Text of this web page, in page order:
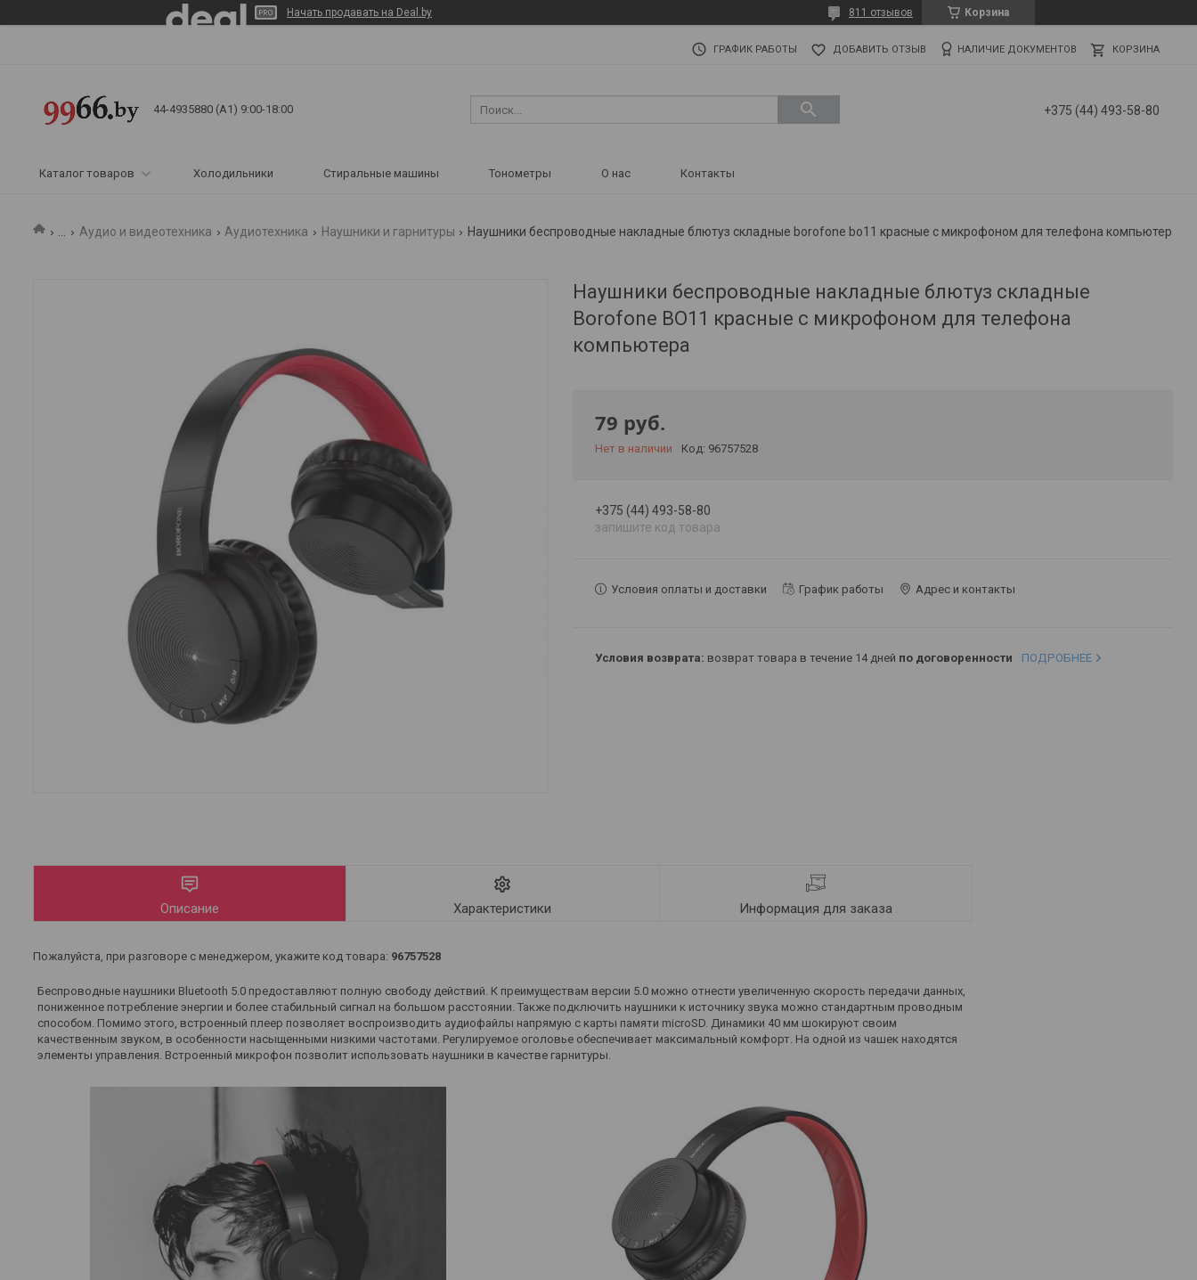
Начать продавать на Deal.by Корзина
811 отзывов
ГРАФИК РАБОТЫ ДОБАВИТЬ ОТЗЫВ НАЛИЧИЕ ДОКУМЕНТОВ КОРЗИНА
44-4935880 (A1) 9:00-18:00 +375 (44) 493-58-80
Каталог товаров Холодильники Стиральные машины Тонометры О нас Контакты
Аудио и видеотехника Аудиотехника Наушники и гарнитуры Наушники беспроводные накладные блютуз складные borofone bo11 красные с микрофоном для телефона компьютера
Наушники беспроводные накладные блютуз складные
Borofone BO11 красные с микрофоном для телефона
компьютера
79 руб.
Нет в наличии Код: 96757528
+375 (44) 493-58-80
запишите код товара
Условия оплаты и доставки График работы Адрес и контакты
возврат товара в течение 14 дней по договоренности ПОДРОБНЕЕ
Описание Характеристики Информация для заказа
Пожалуйста, при разговоре с менеджером, укажите код товара: 96757528
Беспроводные наушники Bluetooth 5.0 предоставляют полную свободу действий. К преимуществам версии 5.0 можно отнести увеличенную скорость передачи данных,
пониженное потребление энергии и более стабильный сигнал на большом расстоянии. Также подключить наушники к источнику звука можно стандартным проводным
способом. Помимо этого, встроенный плеер позволяет воспроизводить аудиофайлы напрямую с карты памяти microSD. Динамики 40 мм шокируют своим
качественным звуком, в особенности насыщенными низкими частотами. Регулируемое оголовье обеспечивает максимальный комфорт. На одной из чашек находятся
элементы управления. Встроенный микрофон позволит использовать наушники в качестве гарнитуры.